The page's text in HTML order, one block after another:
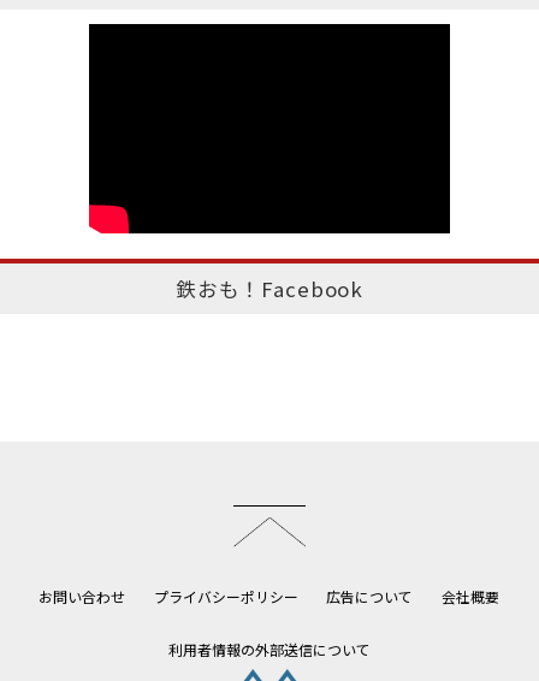
鉄おも！Facebook
お問い合わせ プライバシーポリシー 広告について 会社概要
利用者情報の外部送信について